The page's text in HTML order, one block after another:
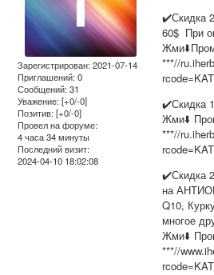
Зарегистрирован: 2021-07-14
Приглашений:0
Сообщений:31
Уважение: [+0/-0]
Позитив: [+0/-0]
Провел на форуме:
4 часа 34 минуты
Последний визит:
2024-04-10 18:02:08
✔️Скидка
60$ При
***//
✔️Скидка
Жми⬇️
***//
✔️Скидка
на
Q10,
многое
Жми⬇️
***//